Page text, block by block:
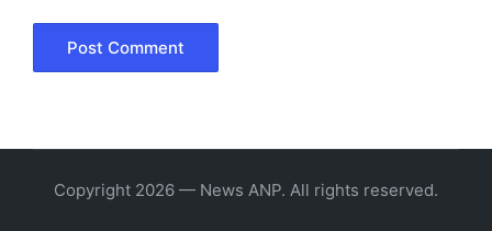
Copyright 2026 — News ANP. All rights reserved.